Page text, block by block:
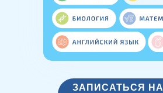
ЗАПИСАТЬСЯ НА